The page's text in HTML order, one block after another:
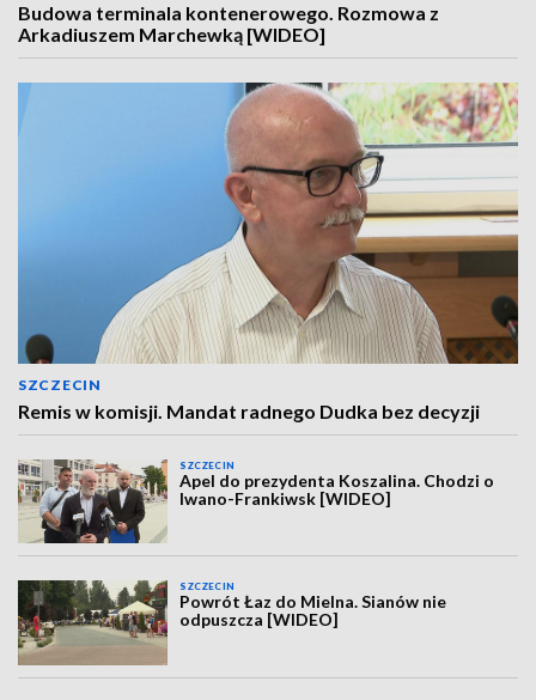
Budowa terminala kontenerowego. Rozmowa z
Arkadiuszem Marchewką [WIDEO]
SZCZECIN
Remis w komisji. Mandat radnego Dudka bez decyzji
SZCZECIN
Apel do prezydenta Koszalina. Chodzi o
Iwano-Frankiwsk [WIDEO]
SZCZECIN
Powrót Łaz do Mielna. Sianów nie
odpuszcza [WIDEO]